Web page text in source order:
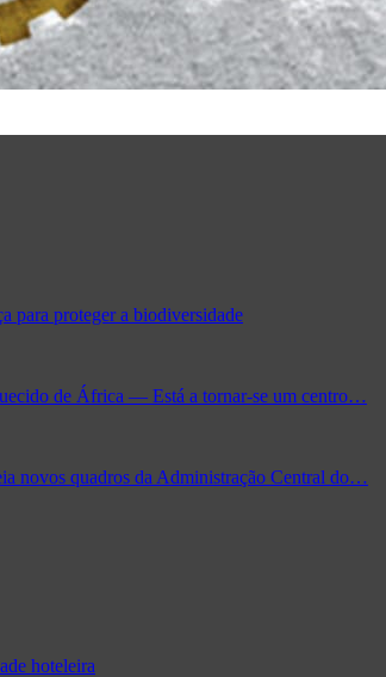
para proteger a biodiversidade
de África — Está a tornar-se um centro…
novos quadros da Administração Central do…
hoteleira